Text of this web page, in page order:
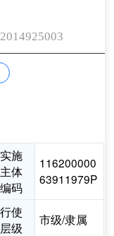
实施
主体
编码
116200000
63911979P
行使
层级
市级/隶属